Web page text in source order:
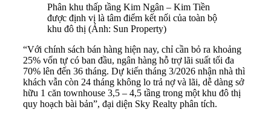
Phân khu thấp tầng Kim Ngân – Kim Tiền
được định vị là tâm điểm kết nối của toàn bộ
khu đô thị (Ảnh: Sun Property)
“Với chính sách bán hàng hiện nay, chỉ cần bỏ ra khoảng
25% vốn tự có ban đầu, ngân hàng hỗ trợ lãi suất tối đa
70% lên đến 36 tháng. Dự kiến tháng 3/2026 nhận nhà thì
khách vẫn còn 24 tháng không lo trả nợ và lãi, dễ dàng sở
hữu 1 căn townhouse 3,5 – 4,5 tầng trong một khu đô thị
quy hoạch bài bản”, đại diện Sky Realty phân tích.